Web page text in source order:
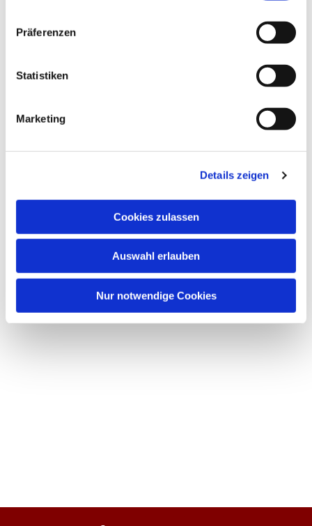
Präferenzen
Statistiken
Marketing
Details zeigen
Cookies zulassen
Auswahl erlauben
Nur notwendige Cookies